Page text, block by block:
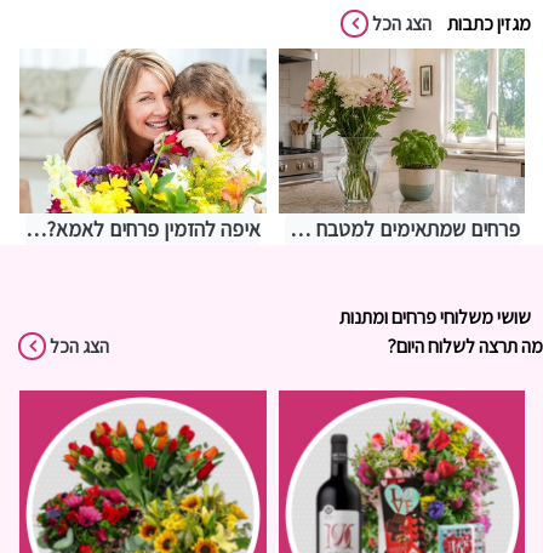
מגזין כתבות הצג הכל
פרחים שמתאימים למטבח – איך לבחור משהו שמחזיק מעמד בתנאים מאתגרים איפה להזמין פרחים לאמא? אצלנו בחנות שושי רגעים של פרחים
שושי משלוחי פרחים ומתנות
מה תרצה לשלוח היום?
הצג הכל